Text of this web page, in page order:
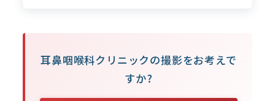
耳鼻咽喉科クリニックの撮影をお考えで
すか?